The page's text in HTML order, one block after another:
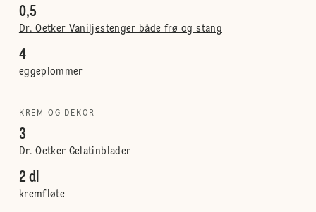
0,5
Dr. Oetker Vaniljestenger både frø og stang
4
eggeplommer
KREM OG DEKOR
3
Dr. Oetker Gelatinblader
2 dl
kremfløte